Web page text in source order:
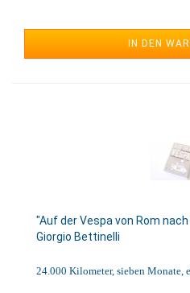
IN DEN
"Auf der Vespa von Rom
Giorgio Bettinelli
24.000 Kilometer, sieben Monate,